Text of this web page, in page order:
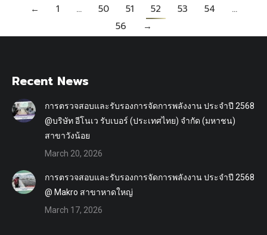
← 1 … 50 51 52 53 54
…
56
→
Recent News
การตรวจสอบและรับรองการจัดการพลังงาน ประจำปี 2568
@บริษัท อีโนเว รับเบอร์ (ประเทศไทย) จำกัด (มหาชน)
สาขาวังน้อย
March 20, 2026
การตรวจสอบและรับรองการจัดการพลังงาน ประจำปี 2568
@ Makro สาขาหาดใหญ่
March 17, 2026